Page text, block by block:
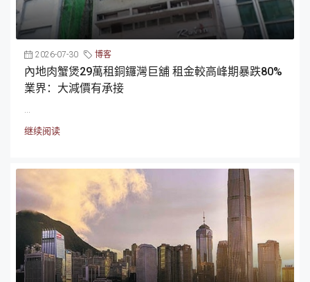
2026-07-30 博客
內地肉蟹煲29萬租銅鑼灣巨舖 租金較高峰期暴跌80%
業界：大減價有承接
继续阅读